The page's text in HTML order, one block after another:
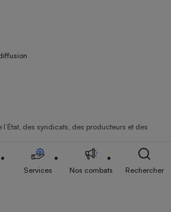
des syndicats, des producteurs et des
Services Nos combats Rechercher